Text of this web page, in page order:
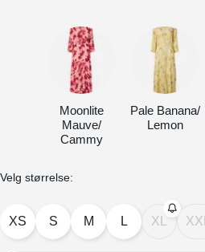
Moonlite
Mauve/
Cammy
Pale Banana/
Lemon
Velg størrelse:
XS S M L XL XXL